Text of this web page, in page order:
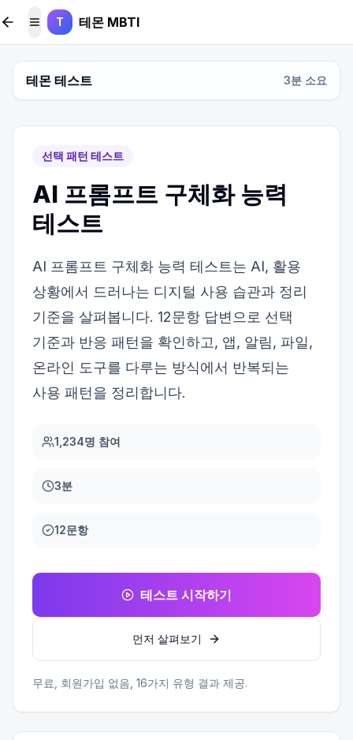
본문 바로가기
메뉴 토글
T 테몬 MBTI
테몬 테스트 3분 소요
선택 패턴 테스트
AI 프롬프트 구체화 능력
테스트
AI 프롬프트 구체화 능력 테스트는 AI, 활용
상황에서 드러나는 디지털 사용 습관과 정리
기준을 살펴봅니다. 12문항 답변으로 선택
기준과 반응 패턴을 확인하고, 앱, 알림, 파일,
온라인 도구를 다루는 방식에서 반복되는
사용 패턴을 정리합니다.
1,234명 참여
3분
12문항
테스트 시작하기
먼저 살펴보기
무료, 회원가입 없음, 16가지 유형 결과 제공.